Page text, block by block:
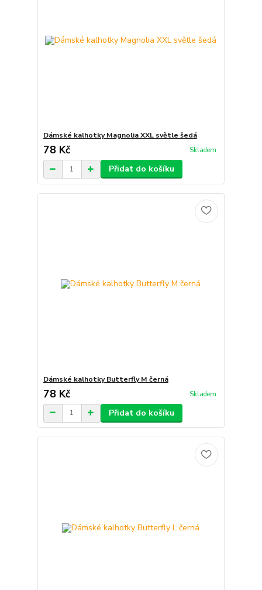
Dámské kalhotky Magnolia XXL světle šedá
78 Kč Skladem
Přidat do košíku
Dámské kalhotky Butterfly M černá
78 Kč Skladem
Přidat do košíku